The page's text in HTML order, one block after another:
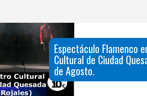
Espectáculo Flamenco
Cultural de Ciudad
de Agosto.